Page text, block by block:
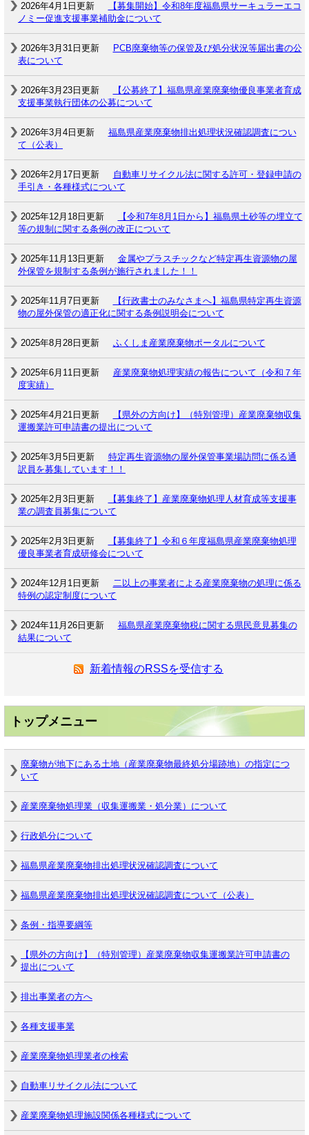
2026年4月1日更新
【募集開始】令和8年度福島県サーキュラーエコ
ノミー促進支援事業補助金について
2026年3月31日更新
PCB廃棄物等の保管及び処分状況等届出書の公
表について
2026年3月23日更新
【公募終了】福島県産業廃棄物優良事業者育成
支援事業執行団体の公募について
2026年3月4日更新
福島県産業廃棄物排出処理状況確認調査につい
て（公表）
2026年2月17日更新
自動車リサイクル法に関する許可・登録申請の
手引き・各種様式について
2025年12月18日更新
【令和7年8月1日から】福島県土砂等の埋立て
等の規制に関する条例の改正について
2025年11月13日更新
金属やプラスチックなど特定再生資源物の屋
外保管を規制する条例が施行されました！！
2025年11月7日更新
【行政書士のみなさまへ】福島県特定再生資源
物の屋外保管の適正化に関する条例説明会について
2025年8月28日更新 ふくしま産業廃棄物ポータルについて
2025年6月11日更新
産業廃棄物処理実績の報告について（令和７年
度実績）
2025年4月21日更新
【県外の方向け】（特別管理）産業廃棄物収集
運搬業許可申請書の提出について
2025年3月5日更新
特定再生資源物の屋外保管事業場訪問に係る通
訳員を募集しています！！
2025年2月3日更新
【募集終了】産業廃棄物処理人材育成等支援事
業の調査員募集について
2025年2月3日更新
【募集終了】令和６年度福島県産業廃棄物処理
優良事業者育成研修会について
2024年12月1日更新
二以上の事業者による産業廃棄物の処理に係る
特例の認定制度について
2024年11月26日更新
福島県産業廃棄物税に関する県民意見募集の
結果について
新着情報のRSSを受信する
トップメニュー
廃棄物が地下にある土地（産業廃棄物最終処分場跡地）の指定につ
いて
産業廃棄物処理業（収集運搬業・処分業）について
行政処分について
福島県産業廃棄物排出処理状況確認調査について
福島県産業廃棄物排出処理状況確認調査について（公表）
条例・指導要綱等
【県外の方向け】（特別管理）産業廃棄物収集運搬業許可申請書の
提出について
排出事業者の方へ
各種支援事業
産業廃棄物処理業者の検索
自動車リサイクル法について
産業廃棄物処理施設関係各種様式について